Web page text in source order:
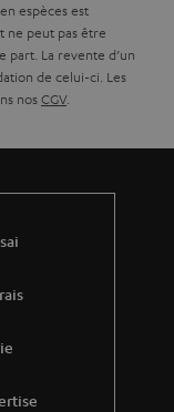
espèces est
ne peut pas être
part. La revente d’un
de celui-ci. Les
nosCGV.